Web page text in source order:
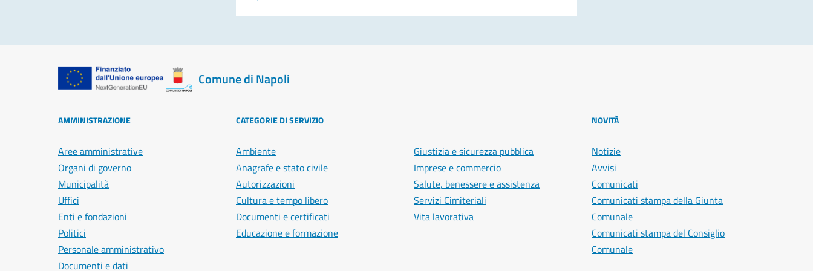
Comune di Napoli
AMMINISTRAZIONE
Aree amministrative
Organi di governo
Municipalità
Uffici
Enti e fondazioni
Politici
Personale amministrativo
Documenti e dati
CATEGORIE DI SERVIZIO
Ambiente
Anagrafe e stato civile
Autorizzazioni
Cultura e tempo libero
Documenti e certificati
Educazione e formazione
Giustizia e sicurezza pubblica
Imprese e commercio
Salute, benessere e assistenza
Servizi Cimiteriali
Vita lavorativa
NOVITÀ
Notizie
Avvisi
Comunicati
Comunicati stampa della Giunta
Comunale
Comunicati stampa del Consiglio
Comunale